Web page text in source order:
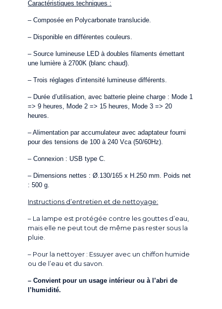
Caractéristiques techniques :
–Composée en Polycarbonate translucide.
– Disponible en différentes couleurs.
– Source lumineuse LED à doubles filaments émettant
une lumière à 2700K (blanc chaud).
– Trois réglages d’intensité lumineuse différents.
– Durée d’utilisation, avec batterie pleine charge : Mode 1
=> 9 heures, Mode 2 => 15 heures, Mode 3 => 20
heures.
–Alimentation par accumulateur avec adaptateur fourni
pour des tensions de 100 à 240 Vca (50/60Hz).
– Connexion : USB type C.
– Dimensions nettes : Ø.130/165 x H.250 mm. Poids net
: 500 g.
Instructions d’entretien et de nettoyage:
– La lampe est protégée contre les gouttes d’eau,
mais elle ne peut tout de même pas rester sous la
pluie.
– Pour la nettoyer : Essuyer avec un chiffon humide
ou de l’eau et du savon.
– Convient pour un usage intérieur ou à l’abri de
l’humidité.